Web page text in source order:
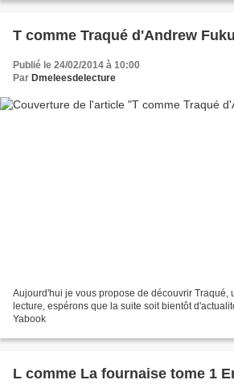
T comme Traqué d'Andrew
Publié le 24/02/2014 à 10:00
Par Dmeleesdelecture
Aujourd'hui je vous propose de découvrir Traqué,
lecture, espérons que la suite soit bientôt
Yabook
L comme La fournaise tome 1